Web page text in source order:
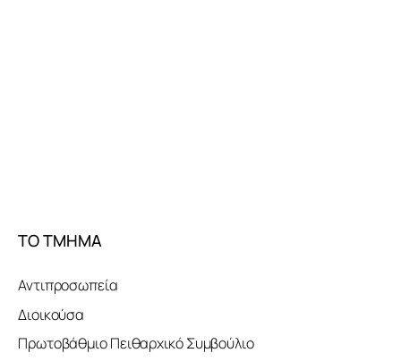
ΤΟ ΤΜΗΜΑ
Αντιπροσωπεία
Διοικούσα
Πρωτοβάθμιο Πειθαρχικό Συμβούλιο